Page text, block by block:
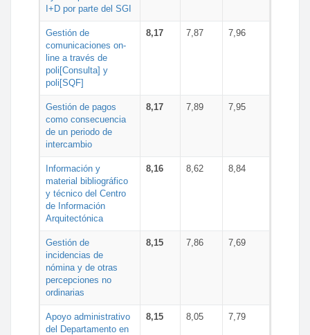
I+D por parte del SGI
Gestión de
comunicaciones on-
line a través de
poli[Consulta] y
poli[SQF]
8,17 7,87 7,96
Gestión de pagos
como consecuencia
de un periodo de
intercambio
8,17 7,89 7,95
Información y
material bibliográfico
y técnico del Centro
de Información
Arquitectónica
8,16 8,62 8,84
Gestión de
incidencias de
nómina y de otras
percepciones no
ordinarias
8,15 7,86 7,69
Apoyo administrativo
del Departamento en
8,15 8,05 7,79